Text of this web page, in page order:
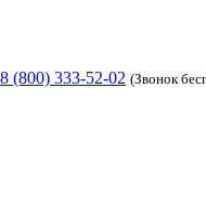
8 (800) 333-52-02 (Звонок